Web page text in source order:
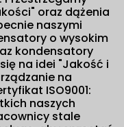
oraz dążenia
naszymi
o wysokim
kondensatory
na idei "Jakość i
na
ISO9001:
naszych
stale